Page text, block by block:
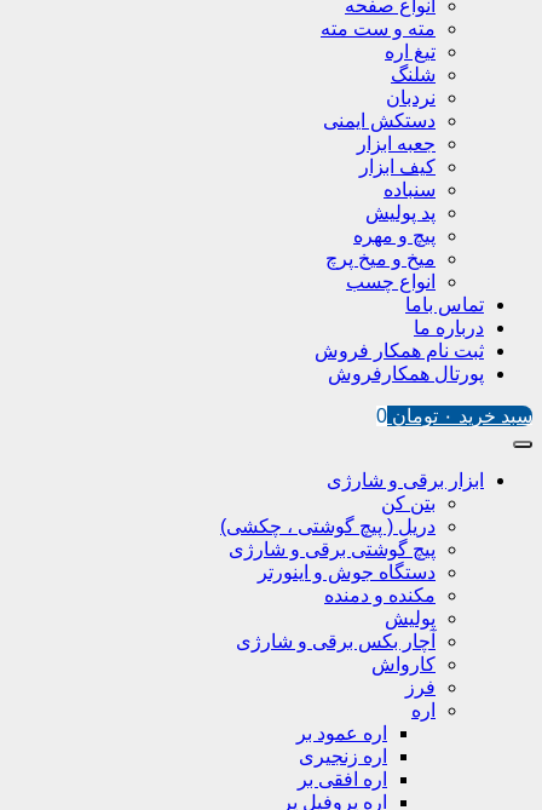
انواع صفحه
مته و ست مته
تیغ اره
شلنگ
نردبان
دستکش ایمنی
جعبه ابزار
کیف ابزار
سنباده
پد پولیش
پیچ و مهره
میخ و میخ پرچ
انواع چسب
تماس باما
درباره ما
ثبت نام همکار فروش
پورتال همکارفروش
سبد خرید ۰ تومان 0
ابزار برقی و شارژی
بتن کن
دریل ( پیچ گوشتی ، چکشی)
پیچ گوشتی برقی و شارژی
دستگاه جوش و اینورتر
مکنده و دمنده
پولیش
آچار بکس برقی و شارژی
کارواش
فرز
اره
اره عمود بر
اره زنجیری
اره افقی بر
اره پروفیل پر